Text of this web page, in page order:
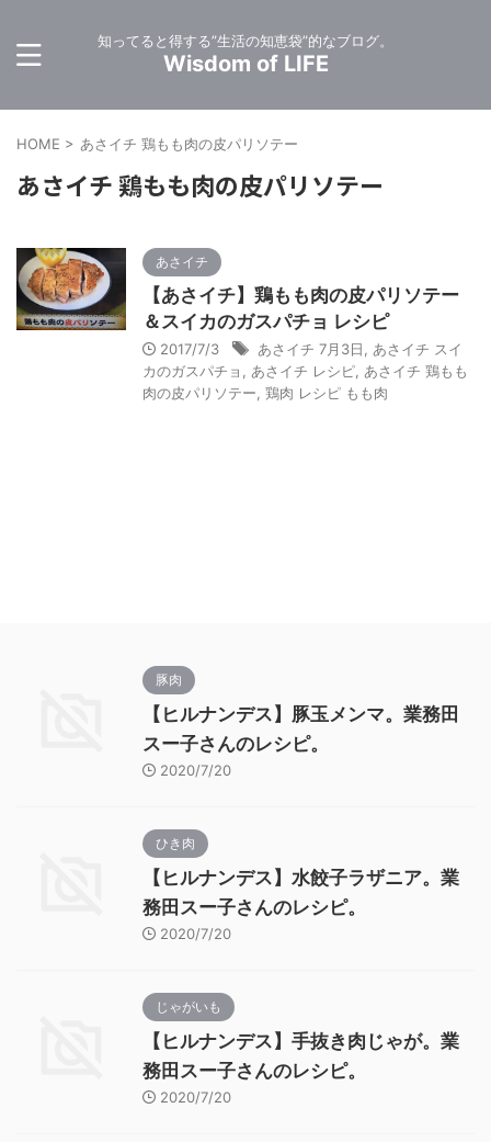
知ってると得する”生活の知恵袋”的なブログ。
Wisdom of LIFE
HOME > あさイチ 鶏もも肉の皮パリソテー
あさイチ 鶏もも肉の皮パリソテー
あさイチ
【あさイチ】鶏もも肉の皮パリソテー
＆スイカのガスパチョ レシピ
2017/7/3 あさイチ 7月3日
あさイチ スイ
カのガスパチョ
あさイチ レシピ あさイチ 鶏もも
肉の皮パリソテー 鶏肉 レシピ もも肉
豚肉
【ヒルナンデス】豚玉メンマ。業務田
スー子さんのレシピ。
2020/7/20
ひき肉
【ヒルナンデス】水餃子ラザニア。業
務田スー子さんのレシピ。
2020/7/20
じゃがいも
【ヒルナンデス】手抜き肉じゃが。業
務田スー子さんのレシピ。
2020/7/20